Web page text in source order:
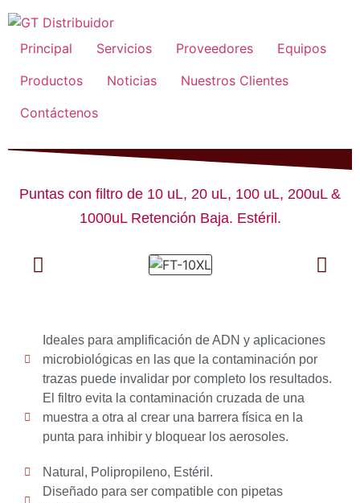
Principal Servicios Proveedores
Equipos
Productos
Noticias
Nuestros Clientes
Contáctenos
Puntas con filtro de 10 uL, 20 uL, 100 uL, 200uL &
1000uL Retención Baja. Estéril.
Ideales para amplificación de ADN y aplicaciones
microbiológicas en las que la contaminación por
trazas puede invalidar por completo los resultados.
El filtro evita la contaminación cruzada de una
muestra a otra al crear una barrera física en la
punta para inhibir y bloquear los aerosoles.
Natural, Polipropileno, Estéril.
Diseñado para ser compatible con pipetas